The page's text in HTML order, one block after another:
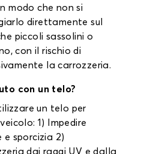
modo che non si
direttamente sul
piccoli sassolini o
con il rischio di
la carrozzeria.
con un telo?
un telo per
1) Impedire
e sporcizia 2)
dai raggi UV e dalla